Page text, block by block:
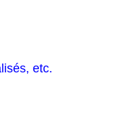
etc.